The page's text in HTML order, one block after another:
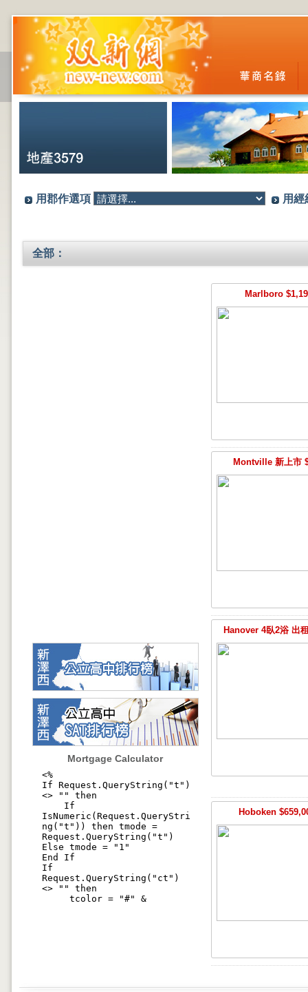
用郡作選項 用
全部：
Mortgage Calculator
Marlboro
Montville 新上市
Hanover 4臥2浴 出
Hoboken